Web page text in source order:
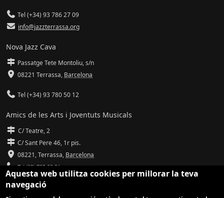
Tel (+34) 93 786 27 09
info@jazzterrassa.org
Nova Jazz Cava
Passatge Tete Montoliu, s/n
08221 Terrassa, Barcelona
Tel (+34) 93 780 50 12
Amics de les Arts i Joventuts Musicals
C/ Teatre, 2
C/ Sant Pere 46, 1r pis.
08221,Terrassa, Barcelona
Tel (93) 785 92 31
info@amicsdelesarts-jjmm.cat
Aquesta web utilitza cookies per millorar la teva
navegació